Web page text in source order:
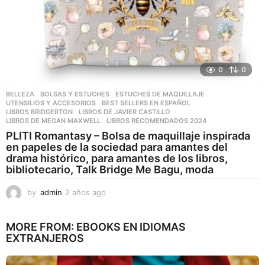
0 0
BELLEZA ,BOLSAS Y ESTUCHES ,ESTUCHES DE MAQUILLAJE
UTENSILIOS Y ACCESORIOS
BEST SELLERS EN ESPAÑOL
LIBROS BRIDGERTON
,LIBROS DE JAVIER CASTILLO
LIBROS DE MEGAN MAXWELL
,LIBROS RECOMENDADOS 2024
PLITI Romantasy – Bolsa de maquillaje inspirada
en papeles de la sociedad para amantes del
drama histórico, para amantes de los libros,
bibliotecario, Talk Bridge Me Bagu, moda
by admin 2 años ago
o
g
MORE FROM: EBOOKS EN IDIOMAS
EXTRANJEROS